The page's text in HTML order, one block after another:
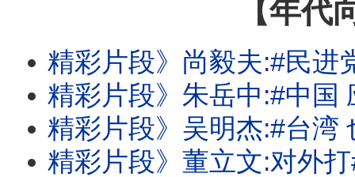
【年代
精彩片段》尚毅夫:#民进党 对立
精彩片段》朱岳中:#中国 应该
精彩片段》吴明杰:#台湾 也有
精彩片段》董立文:对外打#中国 .